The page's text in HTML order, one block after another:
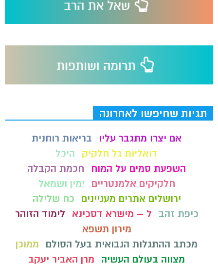
תגיות שחיפשו לאחרונה
אם יצרו מתגבר עליו
בריאות רוחנית
דואליות גל חלקיק
היכל
השפעת סמים על המוח
חכמת הקבלה
חלקיקים אלמנטריים
ימין ושמאל
ירושלים אתרים מעניינים
כח שלילה
כיפת זהב
ל – מישרא דסכינא
לימוד הזוהר
מירון תשפא
מכתב ההתגלות הנבואית בעל הסולם
ממוכן
מצווה בעולם העשיה
מרן האביר יעקב